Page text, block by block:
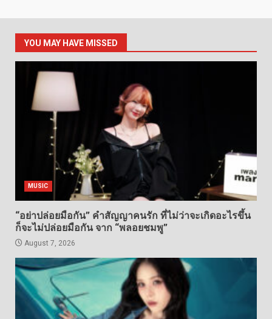
YOU MAY HAVE MISSED
MUSIC
“อย่าปล่อยมือกัน” คำสัญญาคนรัก ที่ไม่ว่าจะเกิดอะไรขึ้น
ก็จะไม่ปล่อยมือกัน จาก “พลอยชมพู”
August 7, 2026